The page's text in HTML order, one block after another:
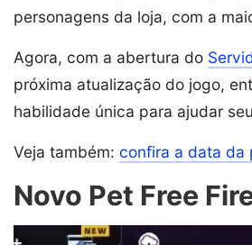
personagens da loja, com a
Agora, com a abertura do
próxima atualização do jogo,
habilidade única para ajudar
Veja também: confira a data da
Novo Pet Free